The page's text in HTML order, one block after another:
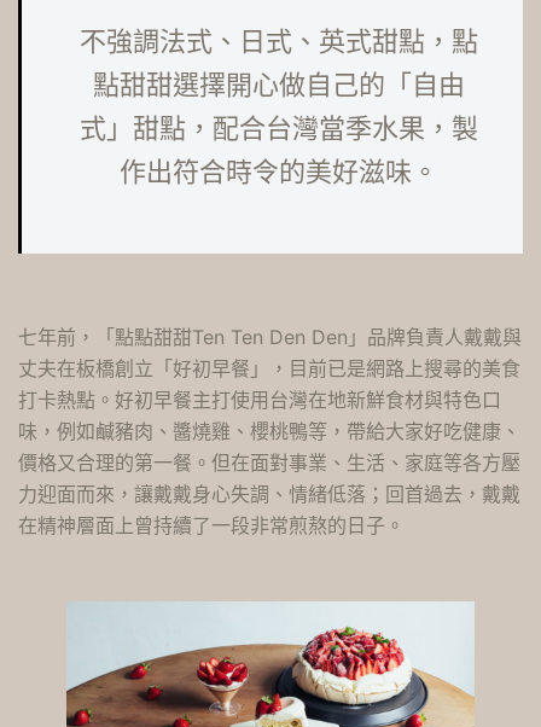
不強調法式、日式、英式甜點，點
點甜甜選擇開心做自己的「自由
式」甜點，配合台灣當季水果，製
作出符合時令的美好滋味。
七年前，「點點甜甜Ten Ten Den Den」品牌負責人戴戴與
丈夫在板橋創立「好初早餐」，目前已是網路上搜尋的美食
打卡熱點。好初早餐主打使用台灣在地新鮮食材與特色口
味，例如鹹豬肉、醬燒雞、櫻桃鴨等，帶給大家好吃健康、
價格又合理的第一餐。但在面對事業、生活、家庭等各方壓
力迎面而來，讓戴戴身心失調、情緒低落；回首過去，戴戴
在精神層面上曾持續了一段非常煎熬的日子。